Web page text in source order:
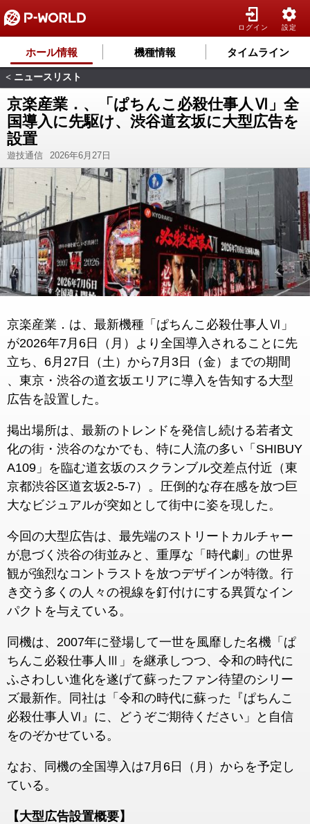
ログイン 設定
ホール情報 機種情報 タイムライン
< ニュースリスト
京楽産業．、「ぱちんこ必殺仕事人Ⅵ」全
国導入に先駆け、渋谷道玄坂に大型広告を
設置
遊技通信 2026年6月27日
京楽産業．は、最新機種「ぱちんこ必殺仕事人Ⅵ」
が2026年7月6日（月）より全国導入されることに先
立ち、 6月27日（土）から7月3日（金）までの期間
、東京・渋谷の道玄坂エリアに導入を告知する大型
広告を設置した。
掲出場所は、最新のトレンドを発信し続ける若者文
化の街・渋谷のなかでも、 特に人流の多い「SHIBUY
A109」を臨む道玄坂のスクランブル交差点付近（東
京都渋谷区道玄坂2-5-7）。 圧倒的な存在感を放つ巨
大なビジュアルが突如として街中に姿を現した。
今回の大型広告は、最先端のストリートカルチャー
が息づく渋谷の街並みと、 重厚な「時代劇」の世界
観が強烈なコントラストを放つデザインが特徴。 行
き交う多くの人々の視線を釘付けにする異質なイン
パクトを与えている。
同機は、2007年に登場して一世を風靡した名機「ぱ
ちんこ必殺仕事人Ⅲ」を継承しつつ、 令和の時代に
ふさわしい進化を遂げて蘇ったファン待望のシリー
ズ最新作。
同社は「令和の時代に蘇った『ぱちんこ
必殺仕事人Ⅵ』に、どうぞご期待ください」と自信
をのぞかせている。
なお、同機の全国導入は7月6日（月）からを予定し
ている。
【大型広告設置概要】